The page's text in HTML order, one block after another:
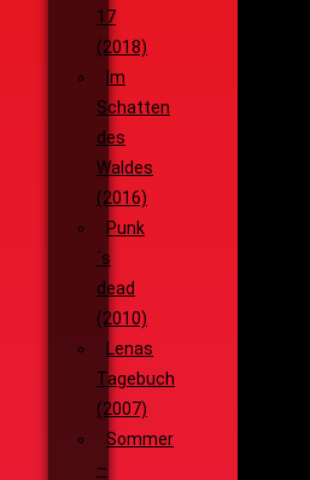
17
(2018)
Im
Schatten
des
Waldes
(2016)
Punk
´s
dead
(2010)
Lenas
Tagebuch
(2007)
Sommer
–